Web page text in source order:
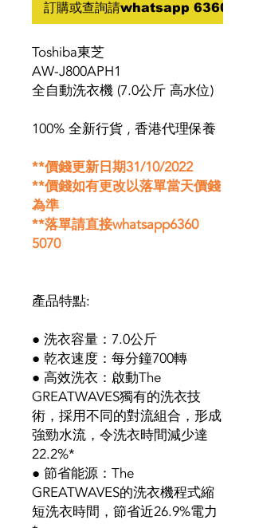
訂購或查詢請whatsapp 6360
Toshiba東芝
AW-J800APH1
全自動洗衣機 (7.0公斤 高水位)
100% 全新行貨 , 香港代理保養
**價錢更新日期31/10/2022
**價錢如有更改以落單當天價錢
為準
**落單請直接whatsapp6360
5070
產品特點:
● 洗衣容量：7.0公斤
● 乾衣速度：每分鐘700轉
● 高效洗衣：啟動The
GREATWAVES獨有的洗衣技
術，採用不同的對流組合，形成
強勁水流，令洗衣時間減少達
22.2%*
● 節省能源：The
GREATWAVES的洗衣機程式縮
短洗衣時間，節省近26.9%電力